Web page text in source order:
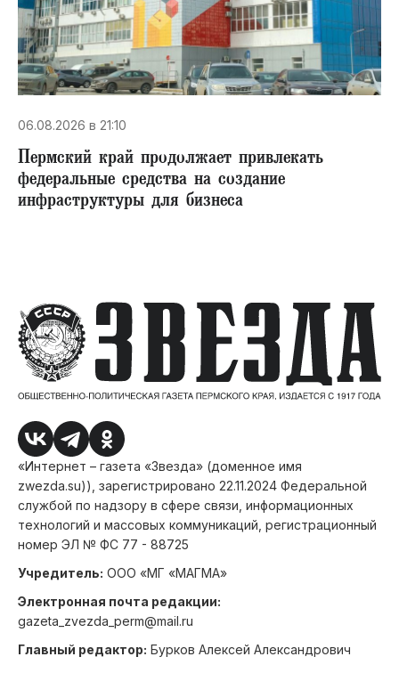
06.08.2026 в 21:10
Пермский край продолжает привлекать
федеральные средства на создание
инфраструктуры для бизнеса
«Интернет – газета «Звезда» (доменное имя
zwezda.su)), зарегистрировано 22.11.2024 Федеральной
службой по надзору в сфере связи, информационных
технологий и массовых коммуникаций, регистрационный
номер ЭЛ № ФС 77 - 88725
Учредитель: ООО «МГ «МАГМА»
Электронная почта редакции:
gazeta_zvezda_perm@mail.ru
Главный редактор: Бурков Алексей Александрович